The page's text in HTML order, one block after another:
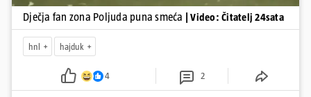
Dječja fan zona Poljuda puna smeća | Video: Čitatelj 24sata
hnl hajduk
4 2